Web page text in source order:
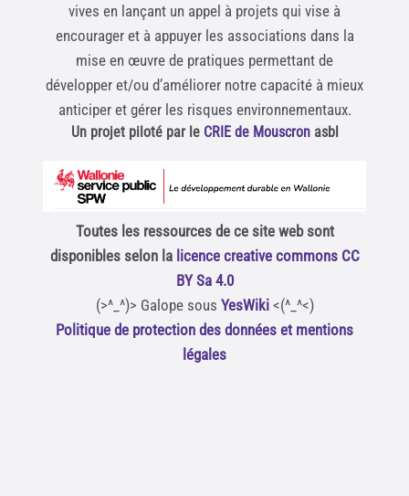
vives en lançant un appel à projets qui vise à
encourager et à appuyer les associations dans la
mise en œuvre de pratiques permettant de
développer et/ou d’améliorer notre capacité à mieux
anticiper et gérer les risques environnementaux.
Un projet piloté par le CRIE de Mouscronasbl
Toutes les ressources de ce site web sont
disponibles selon la licence creative commons CC
BY Sa 4.0
(>^_^)> Galope sous YesWiki<(^_^<)
Politique de protection des données et mentions
légales